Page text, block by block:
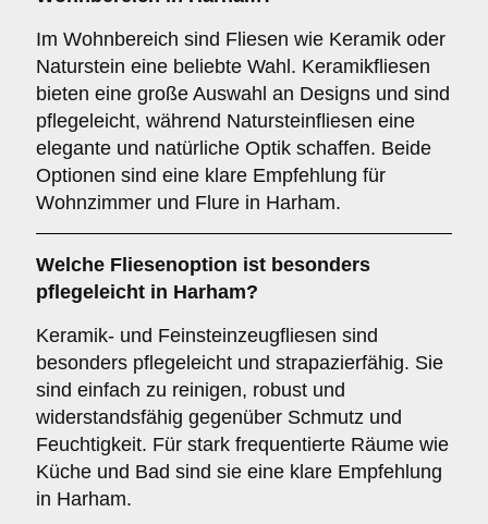
Im Wohnbereich sind Fliesen wie Keramik oder
Naturstein eine beliebte Wahl. Keramikfliesen
bieten eine große Auswahl an Designs und sind
pflegeleicht, während Natursteinfliesen eine
elegante und natürliche Optik schaffen. Beide
Optionen sind eine klare Empfehlung für
Wohnzimmer und Flure in Harham.
Welche Fliesenoption ist besonders
pflegeleicht in Harham?
Keramik- und Feinsteinzeugfliesen sind
besonders pflegeleicht und strapazierfähig. Sie
sind einfach zu reinigen, robust und
widerstandsfähig gegenüber Schmutz und
Feuchtigkeit. Für stark frequentierte Räume wie
Küche und Bad sind sie eine klare Empfehlung
in Harham.